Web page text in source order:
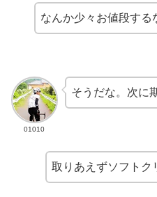
なんか少々お値段する
01010
そうだな。次に
取りあえずソフトク